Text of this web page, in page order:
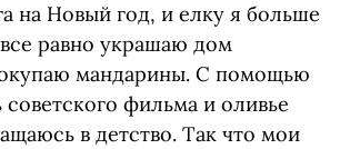
на Новый год, и елку я больше
равно украшаю дом
мандарины. С помощью
фильма и оливье
в детство. Так что мои